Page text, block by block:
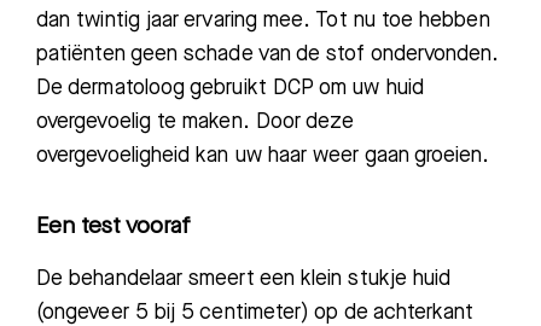
dan twintig jaar ervaring mee. Tot nu toe hebben
patiënten geen schade van de stof ondervonden.
De dermatoloog gebruikt DCP om uw huid
overgevoelig te maken. Door deze
overgevoeligheid kan uw haar weer gaan groeien.
Een test vooraf
De behandelaar smeert een klein stukje huid
(ongeveer 5 bij 5 centimeter) op de achterkant